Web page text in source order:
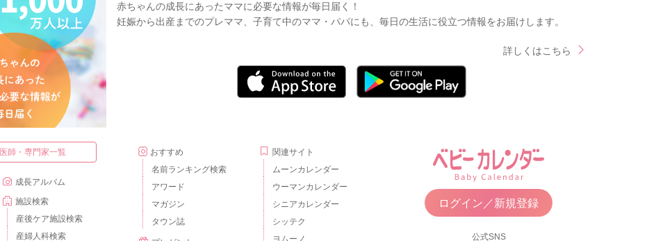
赤ちゃんの成長にあったママに必要な情報が毎日届く！
妊娠から出産までのプレママ、子育て中のママ・パパにも、毎日の生活に役立つ情報をお届けします。
詳しくはこちら
師・専門家一覧
成長アルバム
施設検索
産後ケア施設検索
産婦人科検索
おすすめ
名前ランキング検索
アワード
マガジン
タウン誌
関連サイト
ムーンカレンダー
ウーマンカレンダー
シニアカレンダー
シッテク
ヨムーノ
ログイン／新規登録
公式SNS